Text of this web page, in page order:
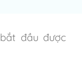
bắt đầu được